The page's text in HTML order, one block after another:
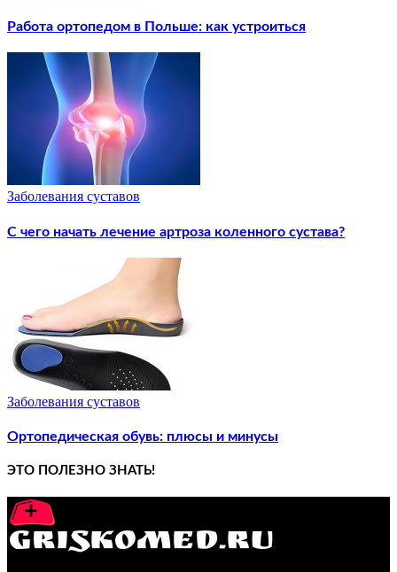
Работа ортопедом в Польше: как устроиться
Заболевания суставов
С чего начать лечение артроза коленного сустава?
Заболевания суставов
Ортопедическая обувь: плюсы и минусы
ЭТО ПОЛЕЗНО ЗНАТЬ!